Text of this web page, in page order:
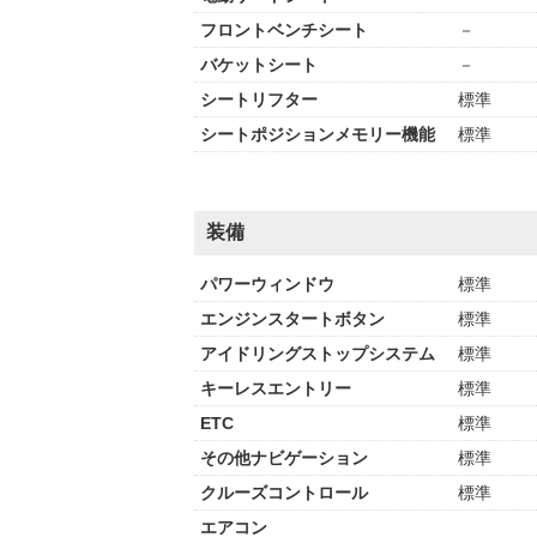
フロントベンチシート
－
バケットシート
－
シートリフター
標準
シートポジションメモリー機能
標準
装備
パワーウィンドウ
標準
エンジンスタートボタン
標準
アイドリングストップシステム
標準
キーレスエントリー
標準
ETC
標準
その他ナビゲーション
標準
クルーズコントロール
標準
エアコン